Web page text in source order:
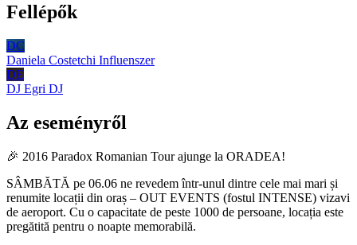
Fellépők
DC
Daniela Costetchi Influenszer
DE
DJ Egri DJ
Az eseményről
🎉 2016 Paradox Romanian Tour ajunge la ORADEA!
SÂMBĂTĂ pe 06.06 ne revedem într-unul dintre cele mai mari și
renumite locații din oraș – OUT EVENTS (fostul INTENSE) vizavi
de aeroport. Cu o capacitate de peste 1000 de persoane, locația este
pregătită pentru o noapte memorabilă.